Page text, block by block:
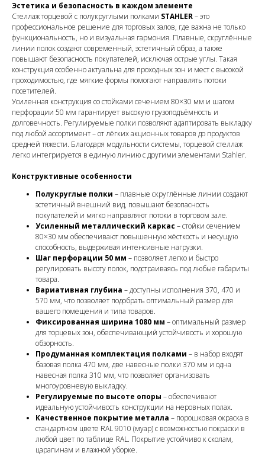
Эстетика и безопасность в каждом элементе
Стеллаж торцевой с полукруглыми полками STAHLER– это
профессиональное решение для торговых залов, где важна не только
функциональность, но и визуальная гармония. Плавные, скруглённые
линии полок создают современный, эстетичный образ, а также
повышают безопасность покупателей, исключая острые углы. Такая
конструкция особенно актуальна для проходных зон и мест с высокой
проходимостью, где мягкие формы помогают направлять потоки
посетителей.
Усиленная конструкция со стойками сечением 80×30 мм и шагом
перфорации 50 мм гарантирует высокую грузоподъёмность и
долговечность. Регулируемые полки позволяют адаптировать выкладку
под любой ассортимент – от лёгких акционных товаров до продуктов
средней тяжести. Благодаря модульности системы, торцевой стеллаж
легко интегрируется в единую линию с другими элементами Stahler.
Конструктивные особенности
Полукруглые полки – плавные скруглённые линии создают
эстетичный внешний вид, повышают безопасность
покупателей и мягко направляют потоки в торговом зале.
Усиленный металлический каркас – стойки сечением
80×30 мм обеспечивают повышенную жёсткость и несущую
способность, выдерживая интенсивные нагрузки.
Шаг перфорации 50 мм – позволяет легко и быстро
регулировать высоту полок, подстраиваясь под любые габариты
товара.
Вариативная глубина – доступны исполнения 370, 470 и
570 мм, что позволяет подобрать оптимальный размер для
вашего помещения и типа товаров.
Фиксированная ширина 1080 мм – оптимальный размер
для торцевых зон, обеспечивающий устойчивость и хорошую
обзорность.
Продуманная комплектация полками – в набор входят
базовая полка 470 мм, две навесные полки 370 мм и одна
навесная полка 310 мм, что позволяет организовать
многоуровневую выкладку.
Регулируемые по высоте опоры – обеспечивают
идеальную устойчивость конструкции на неровных полах.
Качественное покрытие металла – порошковая окраска в
стандартном цвете RAL 9010 (муар) с возможностью покраски в
любой цвет по таблице RAL. Покрытие устойчиво к сколам,
царапинам и влажной уборке.